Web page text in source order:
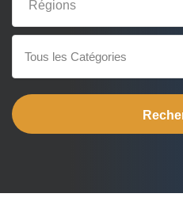
Tous les Catégories